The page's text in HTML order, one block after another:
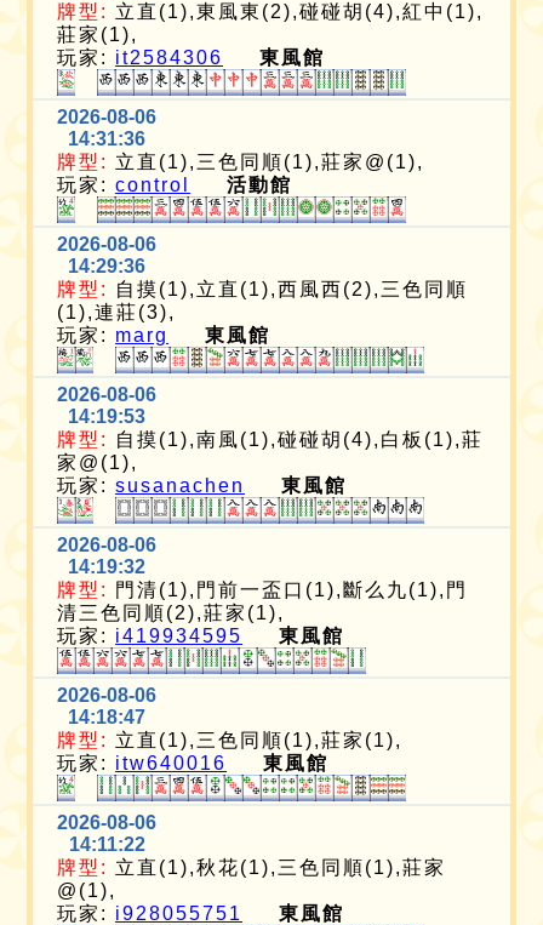
牌型: 立直(1),東風東(2),碰碰胡(4),紅中(1),
莊家(1),
玩家: it2584306 東風館
2026-08-06
14:31:36
牌型: 立直(1),三色同順(1),莊家@(1),
玩家:control 活動館
2026-08-06
14:29:36
牌型:
自摸(1),立直(1),西風西(2),三色同順
(1),連莊(3),
玩家: marg 東風館
2026-08-06
14:19:53
牌型:
自摸(1),南風(1),碰碰胡(4),白板(1),莊
家@(1),
玩家:susanachen 東風館
2026-08-06
14:19:32
牌型:
門清(1),門前一盃口(1),斷么九(1),門
清三色同順(2),莊家(1),
玩家: i419934595 東風館
2026-08-06
14:18:47
牌型: 立直(1),三色同順(1),莊家(1),
玩家: itw640016 東風館
2026-08-06
14:11:22
牌型: 立直(1),秋花(1),三色同順(1),莊家
@(1),
玩家: i928055751 東風館